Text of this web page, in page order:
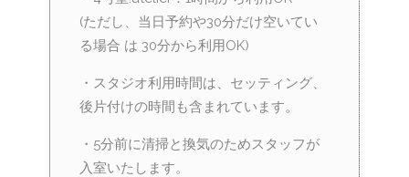
(ただし、当日予約や30分だけ空いてい
る場合 は 30分から利用OK)
・スタジオ利用時間は、セッティング、
後片付けの時間も含まれています。
・5分前に清掃と換気のためスタッフが
入室いたします。